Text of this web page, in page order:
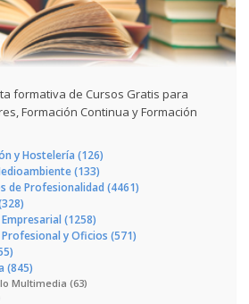
formativa de Cursos Gratis para
Formación Continua y Formación
y Hostelería (126)
(133)
de Profesionalidad (4461)
(1258)
y Oficios (571)
(845)
Multimedia (63)